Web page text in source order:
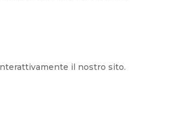
il nostro sito.